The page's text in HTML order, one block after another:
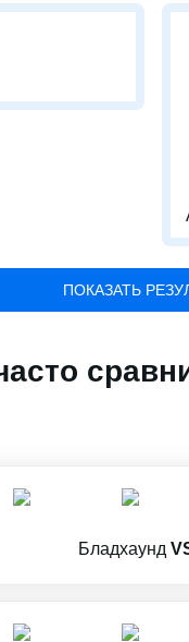
ПОКАЗАТЬ
Бладхаунд